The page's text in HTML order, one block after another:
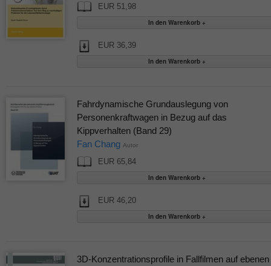
EUR 51,98
EUR 36,39
Fahrdynamische Grundauslegung von
Personenkraftwagen in Bezug auf das
Kippverhalten (Band 29)
Fan Chang Autor
EUR 65,84
EUR 46,20
3D-Konzentrationsprofile in Fallfilmen auf ebenen